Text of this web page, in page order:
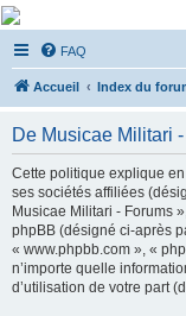
De Musicae
Forums
Forums de discussions
FAQ
Accueil Index du
De Musicae Militari
Cette politique explique
ses sociétés affiliées
Musicae Militari - Forums
phpBB (désigné ci-après
« www.phpbb.com », «
n’importe quelle
d’utilisation de votre part